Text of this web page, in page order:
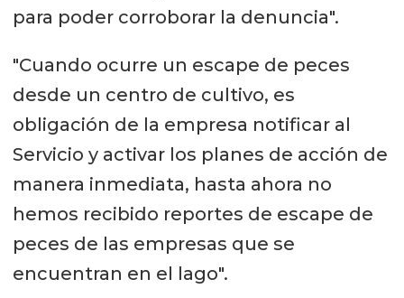
para poder corroborar la denuncia".
"Cuando ocurre un escape de peces
desde un centro de cultivo, es
obligación de la empresa notificar al
Servicio y activar los planes de acción de
manera inmediata, hasta ahora no
hemos recibido reportes de escape de
peces de las empresas que se
encuentran en el lago".